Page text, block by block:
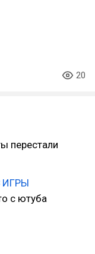
20
перестали
ИГРЫ
с ютуба